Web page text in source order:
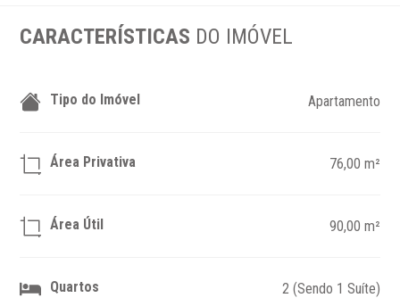
CARACTERÍSTICAS DO IMÓVEL
Tipo do Imóvel Apartamento
Área Privativa 76,00 m²
Área Útil 90,00 m²
Quartos 2 (Sendo 1 Suíte)